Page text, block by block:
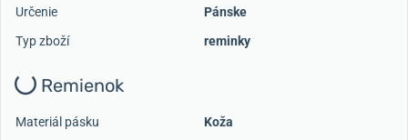
Určenie
Pánske
Typ zboží
reminky
Remienok
Materiál pásku
Koža